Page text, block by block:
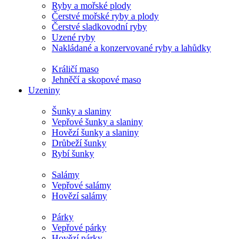
Ryby a mořské plody
Čerstvé mořské ryby a plody
Čerstvé sladkovodní ryby
Uzené ryby
Nakládané a konzervované ryby a lahůdky
Králičí maso
Jehněčí a skopové maso
Uzeniny
Šunky a slaniny
Vepřové šunky a slaniny
Hovězí šunky a slaniny
Drůbeží šunky
Rybí šunky
Salámy
Vepřové salámy
Hovězí salámy
Párky
Vepřové párky